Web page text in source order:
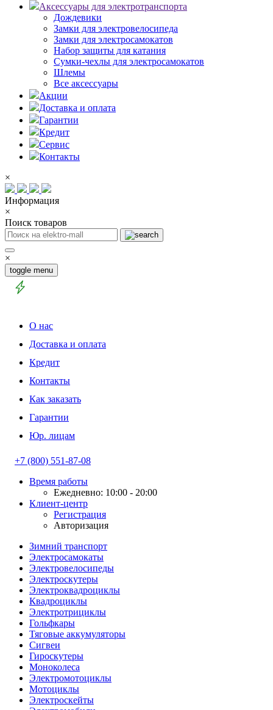
Аксессуары для электротранспорта
Дождевики
Замки для электровелосипеда
Замки для электросамокатов
Набор защиты для катания
Сумки-чехлы для электросамокатов
Шлемы
Все аксессуары
Акции
Доставка и оплата
Гарантии
Кредит
Сервис
Контакты
×
Информация
×
Поиск товаров
×
toggle menu
О нас
Доставка и оплата
Кредит
Контакты
Как заказать
Гарантии
Юр. лицам
+7 (800) 551-87-08
Время работы
Ежедневно: 10:00 - 20:00
Клиент-центр
Регистрация
Авторизация
Зимний транспорт
Электросамокаты
Электровелосипеды
Электроскутеры
Электроквадроциклы
Квадроциклы
Электротрициклы
Гольфкары
Тяговые аккумуляторы
Сигвеи
Гироскутеры
Моноколеса
Электромотоциклы
Мотоциклы
Электроскейты